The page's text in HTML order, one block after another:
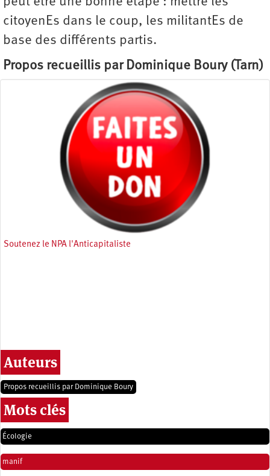
citoyenEs dans le coup, les militantEs de
base des différents partis.
Propos recueillis par Dominique Boury (Tarn)
Soutenez le NPA l'Anticapitaliste
Auteurs
Propos recueillis par Dominique Boury
Mots clés
Écologie
manif